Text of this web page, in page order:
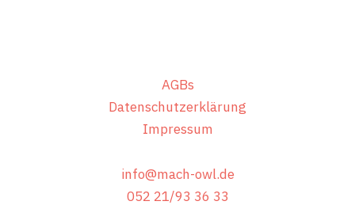
AGBs
Datenschutzerklärung
Impressum
info@mach-owl.de
052 21/93 36 33